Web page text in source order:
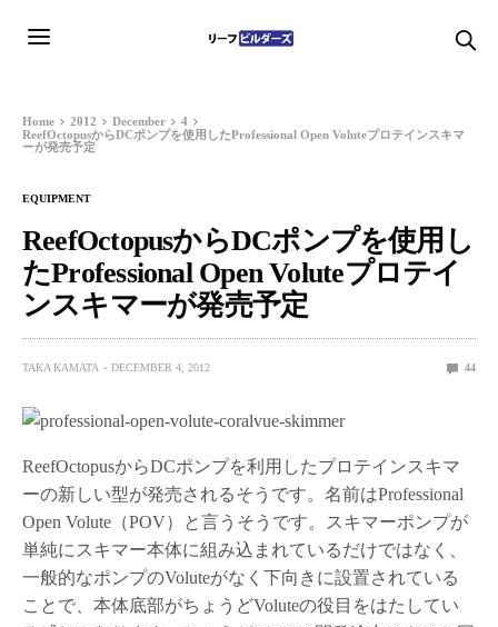
Home 2012 December
4
ReefOctopusからDCポンプを使用したProfessional Open Voluteプロテインスキマ
ーが発売予定
EQUIPMENT
ReefOctopusからDCポンプを使用し
たProfessional Open Voluteプロテイ
ンスキマーが発売予定
TAKA KAMATA DECEMBER 4, 2012 44
ReefOctopusからDCポンプを利用したプロテインスキマ
ーの新しい型が発売されるそうです。名前はProfessional
Open Volute（POV）と言うそうです。スキマーポンプが
単純にスキマー本体に組み込まれているだけではなく、
一般的なポンプのVoluteがなく下向きに設置されている
ことで、本体底部がちょうどVoluteの役目をはたしてい